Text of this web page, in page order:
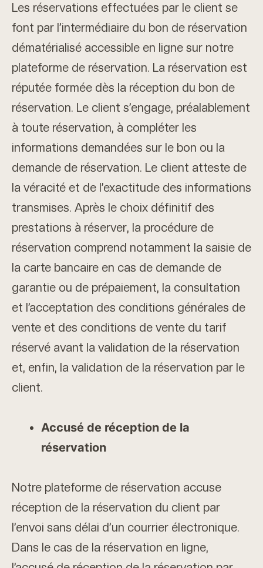
Les réservations effectuées par le client se
font par l’intermédiaire du bon de réservation
dématérialisé accessible en ligne sur notre
plateforme de réservation. La réservation est
réputée formée dès la réception du bon de
réservation. Le client s’engage, préalablement
à toute réservation, à compléter les
informations demandées sur le bon ou la
demande de réservation. Le client atteste de
la véracité et de l’exactitude des informations
transmises. Après le choix définitif des
prestations à réserver, la procédure de
réservation comprend notamment la saisie de
la carte bancaire en cas de demande de
garantie ou de prépaiement, la consultation
et l’acceptation des conditions générales de
vente et des conditions de vente du tarif
réservé avant la validation de la réservation
et, enfin, la validation de la réservation par le
client.
Accusé de réception de la
réservation
Notre plateforme de réservation accuse
réception de la réservation du client par
l’envoi sans délai d’un courrier électronique.
Dans le cas de la réservation en ligne,